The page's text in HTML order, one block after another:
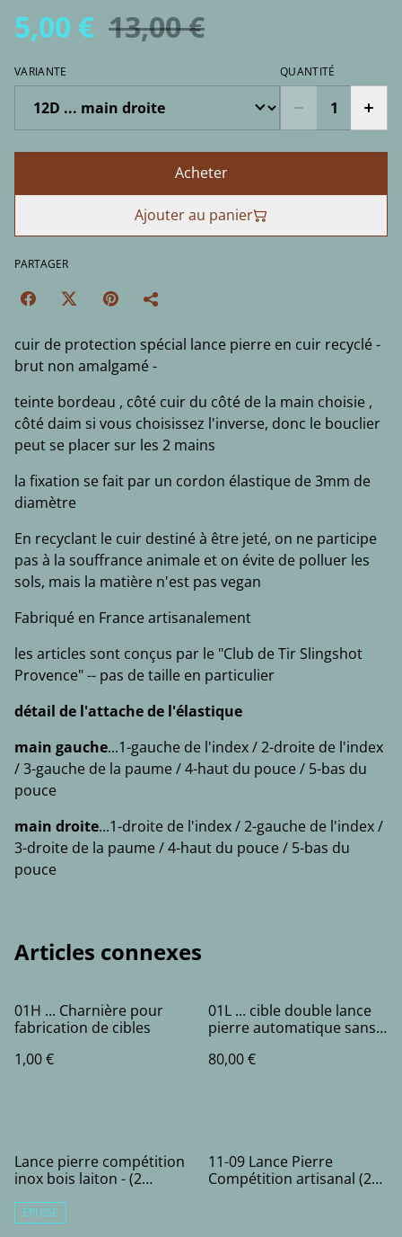
5,00 € 13,00 €
VARIANTE QUANTITÉ
Acheter
Ajouter au panier
PARTAGER
cuir de protection spécial lance pierre en cuir recyclé -
brut non amalgamé -
teinte bordeau , côté cuir du côté de la main choisie ,
côté daim si vous choisissez l'inverse, donc le bouclier
peut se placer sur les 2 mains
la fixation se fait par un cordon élastique de 3mm de
diamètre
En recyclant le cuir destiné à être jeté, on ne participe
pas à la souffrance animale et on évite de polluer les
sols, mais la matière n'est pas vegan
Fabriqué en France artisanalement
les articles sont conçus par le "Club de Tir Slingshot
Provence" -- pas de taille en particulier
détail de l'attache de l'élastique
main gauche...1-gauche de l'index / 2-droite de l'index
/ 3-gauche de la paume / 4-haut du pouce / 5-bas du
pouce
main droite...1-droite de l'index / 2-gauche de l'index /
3-droite de la paume / 4-haut du pouce / 5-bas du
pouce
Articles connexes
01H ... Charnière pour
fabrication de cibles
1,00 €
01L ... cible double lance
pierre automatique sans
80,00 €
Lance pierre compétition
inox bois laiton - (2
ÉPUISÉ
%
11-09 Lance Pierre
Compétition artisanal (2